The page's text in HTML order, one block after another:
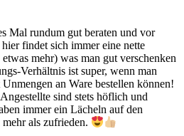
Mal rundum gut beraten und vor
findet sich immer eine nette
mehr) was man gut verschenken
Verhältnis ist super, wenn man
an Ware bestellen können!
sind stets höflich und
immer ein Lächeln auf den
als zufrieden.